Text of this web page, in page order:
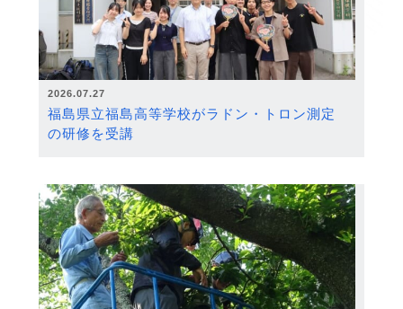
2026.07.27
福島県立福島高等学校がラドン・トロン測定
の研修を受講